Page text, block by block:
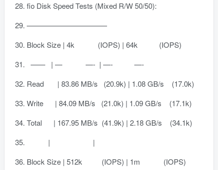
fio Disk Speed Tests (Mixed R/W 50/50):
———————————
Block Size | 4k (IOPS) | 64k (IOPS)
—— | — —- | —- —-
Read | 83.86 MB/s (20.9k) | 1.08 GB/s (17.0k)
Write | 84.09 MB/s (21.0k) | 1.09 GB/s (17.1k)
Total | 167.95 MB/s (41.9k) | 2.18 GB/s (34.1k)
| |
Block Size | 512k (IOPS) | 1m (IOPS)